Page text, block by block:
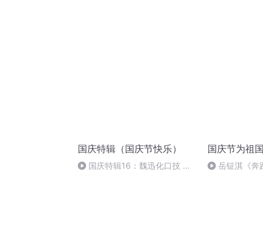
国庆特辑（国庆节快乐）
国庆特辑16：魏迅化口技 二
国庆节为祖
岳钲淇《奔